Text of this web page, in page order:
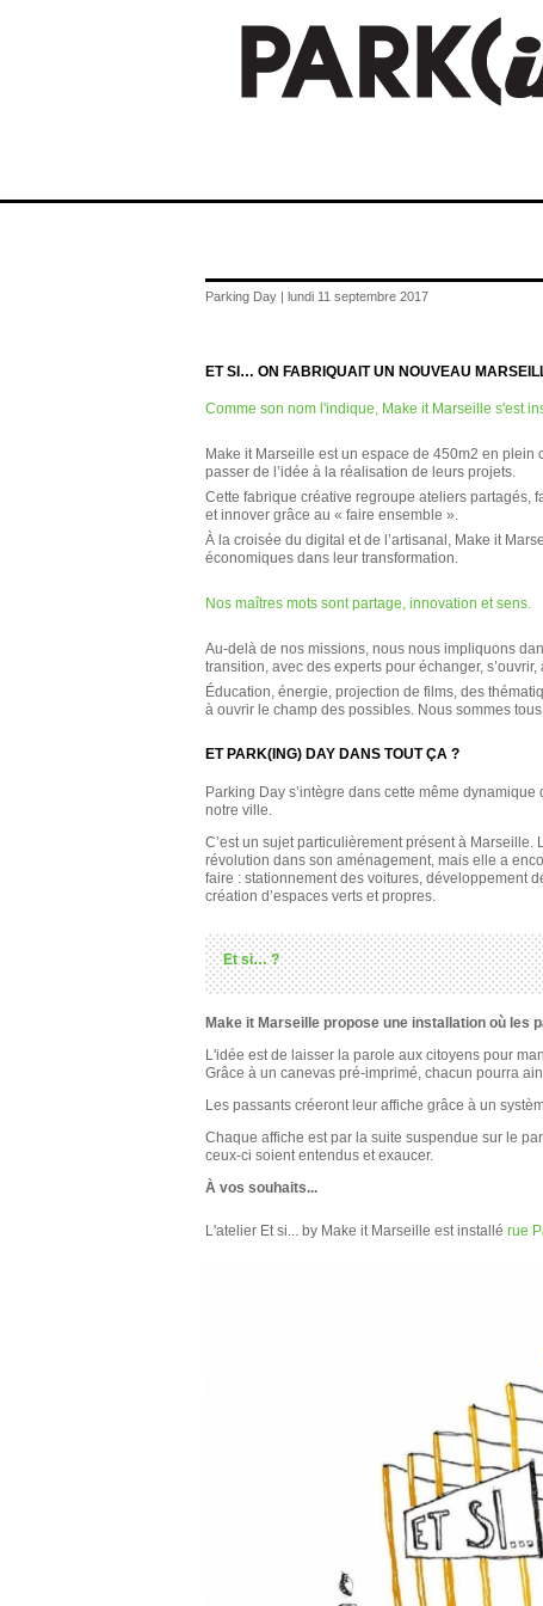
Parking Day | lundi 11 septembre 2017
ET SI… ON FABRIQUAIT UN NOUVEAU
Comme son nom l'indique, Make it Marseille s'est
Make it Marseille est un espace de 450m2 en
passer de l’idée à la réalisation de leurs projets.
Cette fabrique créative regroupe ateliers partagés,
et innover grâce au « faire ensemble ».
À la croisée du digital et de l’artisanal, Make it
économiques dans leur transformation.
Nos maîtres mots sont partage, innovation et sens.
Au-delà de nos missions, nous nous impliquons
transition, avec des experts pour échanger,
Éducation, énergie, projection de films, des
à ouvrir le champ des possibles. Nous sommes
ET PARK(ING) DAY DANS TOUT ÇA ?
Parking Day s’intègre dans cette même dynamique
notre ville.
C’est un sujet particulièrement présent à Marseille.
révolution dans son aménagement, mais elle a
faire : stationnement des voitures, développement
création d’espaces verts et propres.
Et si… ?
Make it Marseille propose une installation où
L'idée est de laisser la parole aux citoyens pour
Grâce à un canevas pré-imprimé, chacun pourra
Les passants créeront leur affiche grâce à un
Chaque affiche est par la suite suspendue sur le
ceux-ci soient entendus et exaucer.
À vos souhaits...
L'atelier Et si... by Make it Marseille est installé rue